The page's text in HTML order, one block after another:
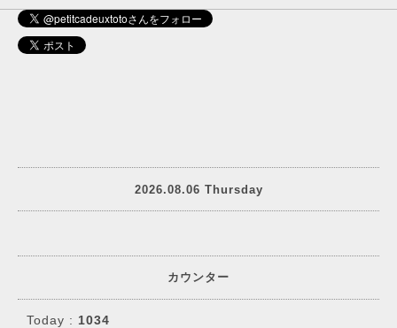
2026.08.06 Thursday
カウンター
Today : 1034